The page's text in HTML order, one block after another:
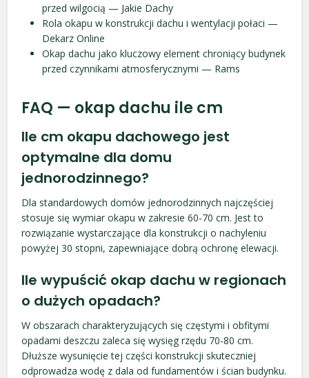
przed wilgocią — Jakie Dachy
Rola okapu w konstrukcji dachu i wentylacji połaci —
Dekarz Online
Okap dachu jako kluczowy element chroniący budynek
przed czynnikami atmosferycznymi — Rams
FAQ — okap dachu ile cm
Ile cm okapu dachowego jest
optymalne dla domu
jednorodzinnego?
Dla standardowych domów jednorodzinnych najczęściej
stosuje się wymiar okapu w zakresie 60-70 cm. Jest to
rozwiązanie wystarczające dla konstrukcji o nachyleniu
powyżej 30 stopni, zapewniające dobrą ochronę elewacji.
Ile wypuścić okap dachu w regionach
o dużych opadach?
W obszarach charakteryzujących się częstymi i obfitymi
opadami deszczu zaleca się wysięg rzędu 70-80 cm.
Dłuższe wysunięcie tej części konstrukcji skuteczniej
odprowadza wodę z dala od fundamentów i ścian budynku.